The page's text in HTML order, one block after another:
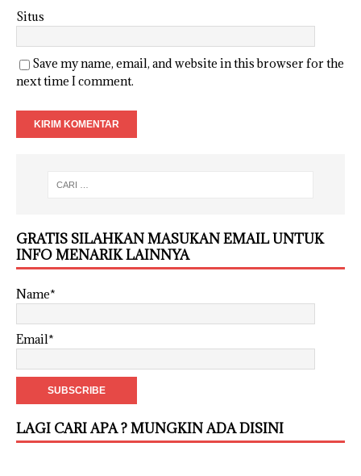
Situs
Save my name, email, and website in this browser for the
next time I comment.
GRATIS SILAHKAN MASUKAN EMAIL UNTUK
INFO MENARIK LAINNYA
Name*
Email*
LAGI CARI APA ? MUNGKIN ADA DISINI